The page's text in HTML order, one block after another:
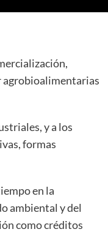
agrobioalimentarias
y a los
formas
en la
ambiental y del
como créditos